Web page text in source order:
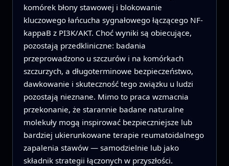
komórek błony stawowej i blokowanie
kluczowego łańcucha sygnałowego łączącego NF-
kappaB z PI3K/AKT. Choć wyniki są obiecujące,
pozostają przedkliniczne: badania
przeprowadzono u szczurów i na komórkach
szczurzych, a długoterminowe bezpieczeństwo,
dawkowanie i skuteczność tego związku u ludzi
pozostają nieznane. Mimo to praca wzmacnia
przekonanie, że starannie badane naturalne
molekuły mogą inspirować bezpieczniejsze lub
bardziej ukierunkowane terapie reumatoidalnego
zapalenia stawów — samodzielnie lub jako
składnik strategii łączonych w przyszłości.